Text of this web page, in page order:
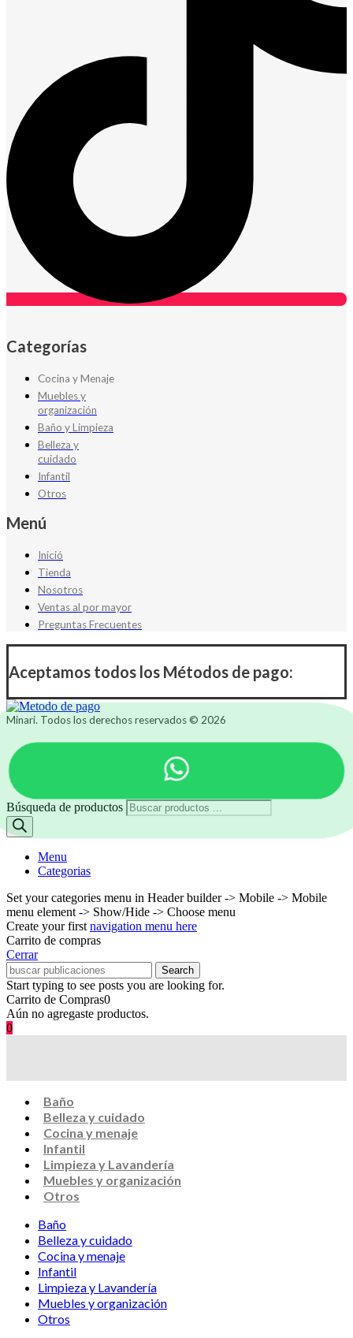
Categorías
Cocina y Menaje
Muebles y
organización
Baño y Limpieza
Belleza y
cuidado
Infantil
Otros
Menú
Inició
Tienda
Nosotros
Ventas al por mayor
Preguntas Frecuentes
Aceptamos todos los Métodos de pago:
Minari. Todos los derechos reservados © 2026
Búsqueda de productos
Menu
Categorias
Set your categories menu in Header builder -> Mobile -> Mobile
menu element -> Show/Hide -> Choose menu
Create your first navigation menu here
Carrito de compras
Cerrar
Search
Start typing to see posts you are looking for.
Carrito de Compras0
Aún no agregaste productos.
0
Baño
Belleza y cuidado
Cocina y menaje
Infantil
Limpieza y Lavandería
Muebles y organización
Otros
Baño
Belleza y cuidado
Cocina y menaje
Infantil
Limpieza y Lavandería
Muebles y organización
Otros